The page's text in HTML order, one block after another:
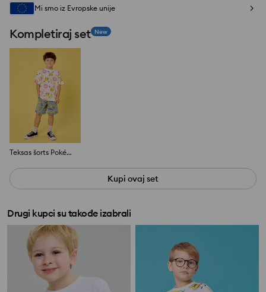
Mi smo iz Evropske unije
Kompletiraj set New
Teksas šorts Pokémon
Kupi ovaj set
Drugi kupci su takođe izabrali